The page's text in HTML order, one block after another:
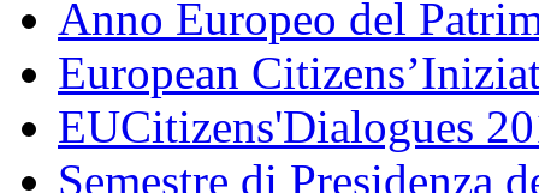
Anno Europeo del
European
EUCitizens'Dialogues
Semestre di Presidenza